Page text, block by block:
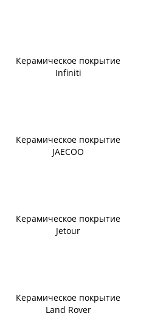
Керамическое покрытие
Infiniti
Керамическое покрытие
JAECOO
Керамическое покрытие
Jetour
Керамическое покрытие
Land Rover